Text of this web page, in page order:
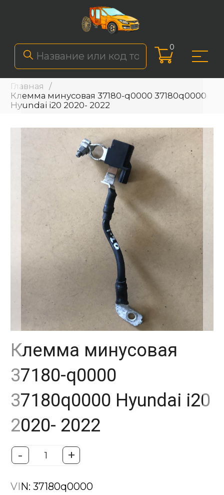
0
Главная
Клемма минусовая 37180-q0000 37180q0000
Hyundai i20 2020- 2022
Клемма минусовая
37180-q0000
37180q0000 Hyundai i20
2020- 2022
- +
VIN: 37180q0000